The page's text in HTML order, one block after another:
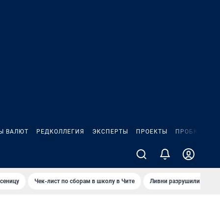
ВАЛЮТ РЕДКОЛЛЕГИЯ ЭКСПЕРТЫ ПРОЕКТЫ ПРОБКИ
Чек-лист по сборам в школу в Чите Ливни разрушили